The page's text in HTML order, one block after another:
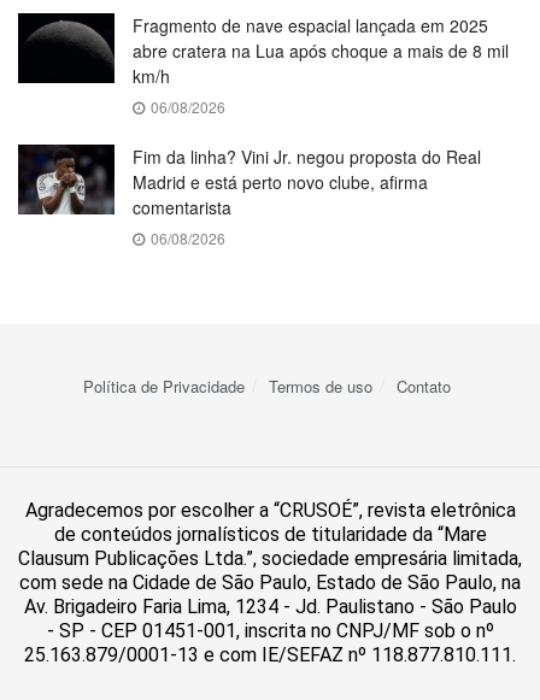
Fragmento de nave espacial lançada em 2025
abre cratera na Lua após choque a mais de 8 mil
km/h
06/08/2026
Fim da linha? Vini Jr. negou proposta do Real
Madrid e está perto novo clube, afirma
comentarista
06/08/2026
Política de Privacidade Termos de uso Contato
Agradecemos por escolher a “CRUSOÉ”, revista eletrônica
de conteúdos jornalísticos de titularidade da “Mare
Clausum Publicações Ltda.”, sociedade empresária limitada,
com sede na Cidade de São Paulo, Estado de São Paulo, na
Av. Brigadeiro Faria Lima, 1234 - Jd. Paulistano - São Paulo
- SP - CEP 01451-001, inscrita no CNPJ/MF sob o nº
25.163.879/0001-13 e com IE/SEFAZ nº 118.877.810.111.